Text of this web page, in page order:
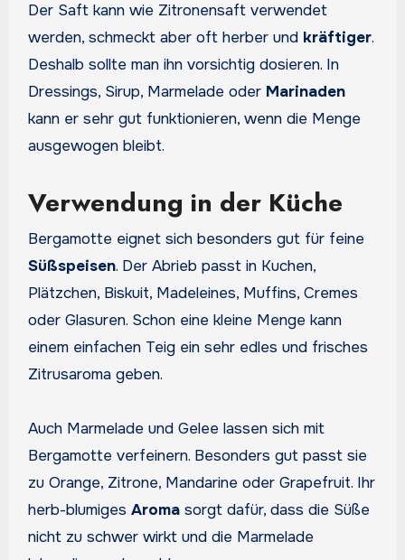
Der Saft kann wie Zitronensaft verwendet
werden, schmeckt aber oft herber und kräftiger.
Deshalb sollte man ihn vorsichtig dosieren. In
Dressings, Sirup, Marmelade oder Marinaden
kann er sehr gut funktionieren, wenn die Menge
ausgewogen bleibt.
Verwendung in der Küche
Bergamotte eignet sich besonders gut für feine
Süßspeisen. Der Abrieb passt in Kuchen,
Plätzchen, Biskuit, Madeleines, Muffins, Cremes
oder Glasuren. Schon eine kleine Menge kann
einem einfachen Teig ein sehr edles und frisches
Zitrusaroma geben.
Auch Marmelade und Gelee lassen sich mit
Bergamotte verfeinern. Besonders gut passt sie
zu Orange, Zitrone, Mandarine oder Grapefruit. Ihr
herb-blumiges Aromasorgt dafür, dass die Süße
nicht zu schwer wirkt und die Marmelade